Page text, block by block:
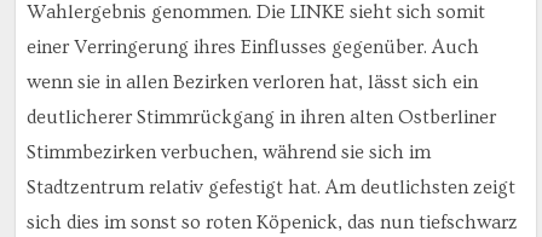
Wahlergebnis genommen. Die LINKE sieht sich somit
einer Verringerung ihres Einflusses gegenüber. Auch
wenn sie in allen Bezirken verloren hat, lässt sich ein
deutlicherer Stimmrückgang in ihren alten Ostberliner
Stimmbezirken verbuchen, während sie sich im
Stadtzentrum relativ gefestigt hat. Am deutlichsten zeigt
sich dies im sonst so roten Köpenick, das nun tiefschwarz